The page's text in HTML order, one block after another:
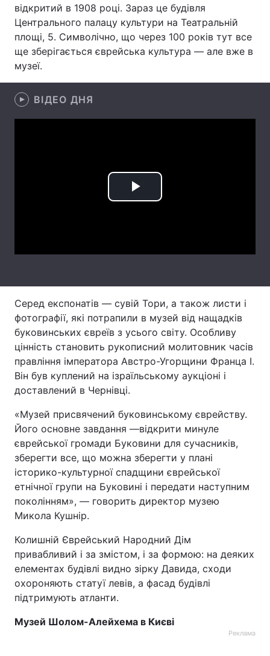
відкритий в 1908 році. Зараз це будівля
Центрального палацу культури на Театральній
площі, 5. Символічно, що через 100 років тут все
ще зберігається єврейська культура — але вже в
музеї.
ВІДЕО ДНЯ
Play
Серед експонатів — сувій Тори, а також листи і
фотографії, які потрапили в музей від нащадків
буковинських євреїв з усього світу. Особливу
цінність становить рукописний молитовник часів
правління імператора Австро-Угорщини Франца I.
Він був куплений на ізраїльському аукціоні і
доставлений в Чернівці.
«Музей присвячений буковинському єврейству.
Його основне завдання —відкрити минуле
єврейської громади Буковини для сучасників,
зберегти все, що можна зберегти у плані
історико-культурної спадщини єврейської
етнічної групи на Буковині і передати наступним
поколінням», — говорить директор музею
Микола Кушнір.
Колишній Єврейський Народний Дім
привабливий і за змістом, і за формою: на деяких
елементах будівлі видно зірку Давида, сходи
охороняють статуї левів, а фасад будівлі
підтримують атланти.
Музей Шолом-Алейхема в Києві
Реклама